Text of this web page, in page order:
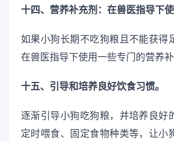
十四、营养补充剂：在兽医指导下使
如果小狗长期不吃狗粮且不能获得
在兽医指导下使用一些专门的营养补
十五、引导和培养良好饮食习惯。
逐渐引导小狗吃狗粮，并培养良好
定时喂食、固定食物种类等，让小